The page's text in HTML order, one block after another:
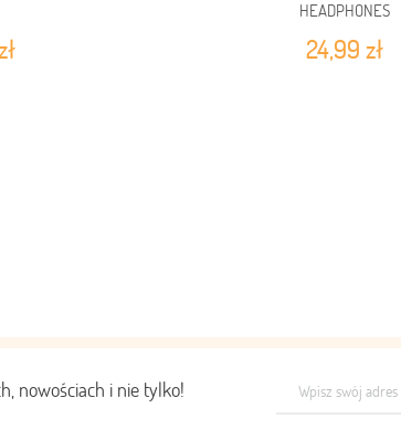
HEADPHONES
24,99 zł
nowościach i nie tylko!